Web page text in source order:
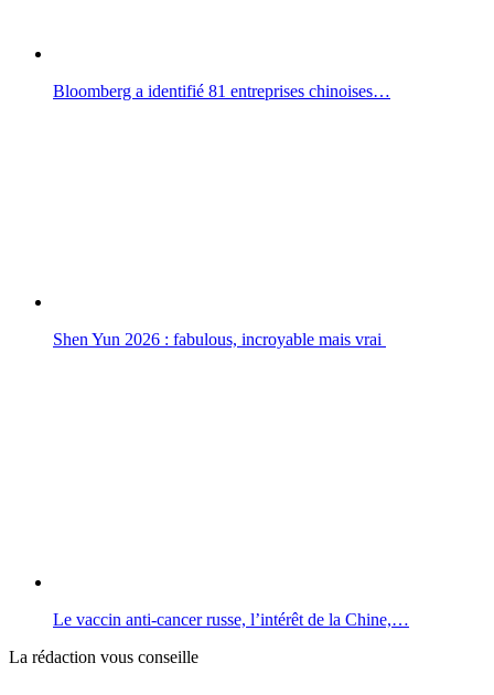
Bloomberg a identifié 81 entreprises chinoises…
Shen Yun 2026 : fabulous, incroyable mais vrai
Le vaccin anti-cancer russe, l’intérêt de la Chine,…
La rédaction vous conseille